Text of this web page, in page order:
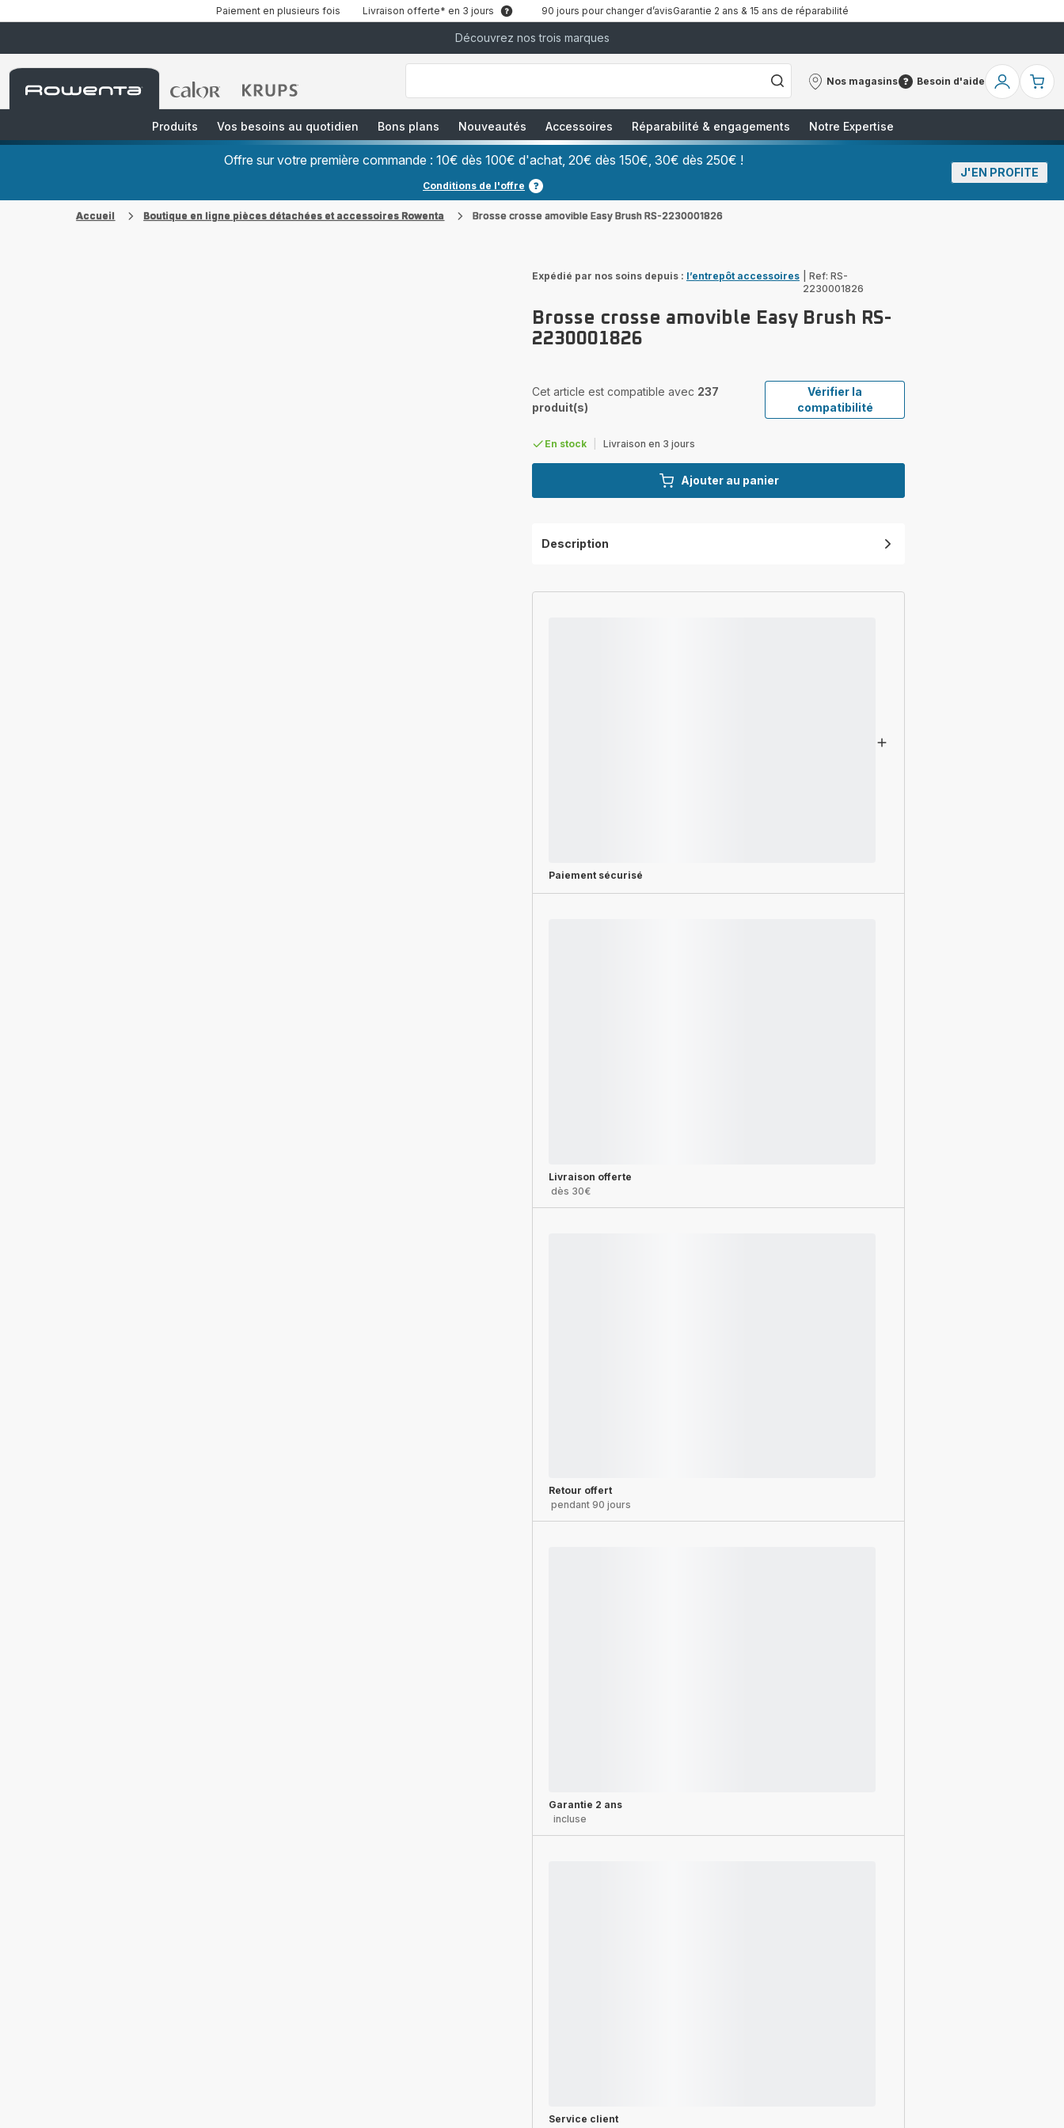
Paiement en plusieurs fois Livraison offerte* en 3 jours 90 jours pour changer d’avisGarantie 2 ans & 15 ans de réparabilité
Découvrez nos trois marques
Accueil
Rowenta
Accueil
Accueil
["Que
recherchez-
Café
Grains","Centrales
Vapeurs","Sèche
Nos magasins
Nos
Besoin d'aide
Besoin
Mon
Produits
Vos besoins au quotidien Bons plans Nouveautés Accessoires Réparabilité & engagements Notre Expertise
Offre sur votre première commande : 10€ dès 100€ d'achat, 20€ dès 150€, 30€ dès 250€ !
Conditions de l'offre
J'EN PROFITE
Accueil Boutique en ligne pièces détachées et accessoires Rowenta Brosse crosse amovible Easy Brush RS-2230001826
Expédié par nos soins depuis : l’entrepôt accessoires
Ref: RS-
2230001826
Brosse crosse amovible Easy Brush RS-
2230001826
Cet article est compatible avec 237
produit(s)
Vérifier la
compatibilité
En stock Livraison en 3 jours
Ajouter au panier
Description
Paiement sécurisé
Livraison offerte
dès 30€
Retour offert
pendant 90 jours
Garantie 2 ans
incluse
Service client